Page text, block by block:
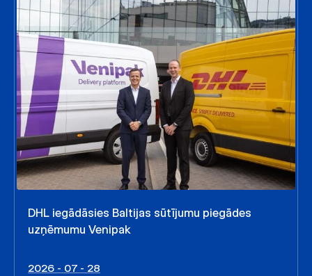
DHL iegādāsies Baltijas sūtījumu piegādes
uzņēmumu Venipak
2026 - 07 - 28